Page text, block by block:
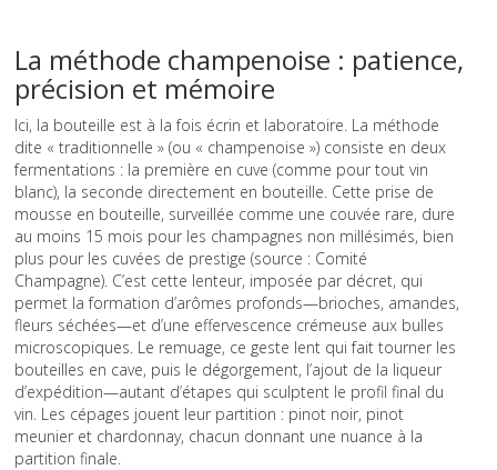
La méthode champenoise : patience,
précision et mémoire
Ici, la bouteille est à la fois écrin et laboratoire. La méthode
dite « traditionnelle » (ou « champenoise ») consiste en deux
fermentations : la première en cuve (comme pour tout vin
blanc), la seconde directement en bouteille. Cette prise de
mousse en bouteille, surveillée comme une couvée rare, dure
au moins 15 mois pour les champagnes non millésimés, bien
plus pour les cuvées de prestige (source : Comité
Champagne). C’est cette lenteur, imposée par décret, qui
permet la formation d’arômes profonds—brioches, amandes,
fleurs séchées—et d’une effervescence crémeuse aux bulles
microscopiques. Le remuage, ce geste lent qui fait tourner les
bouteilles en cave, puis le dégorgement, l’ajout de la liqueur
d’expédition—autant d’étapes qui sculptent le profil final du
vin. Les cépages jouent leur partition : pinot noir, pinot
meunier et chardonnay, chacun donnant une nuance à la
partition finale.